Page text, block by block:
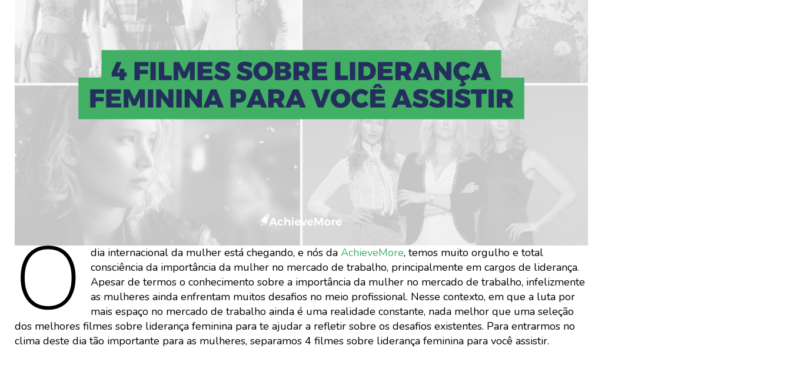
O dia internacional da mulher está chegando, e nós daAchieveMore, temos muito orgulho e total
consciência da importância da mulher no mercado de trabalho, principalmente em cargos de liderança.
Apesar de termos o conhecimento sobre a importância da mulher no mercado de trabalho, infelizmente
as mulheres ainda enfrentam muitos desafios no meio profissional. Nesse contexto, em que a luta por
mais espaço no mercado de trabalho ainda é uma realidade constante, nada melhor que uma seleção
dos melhores filmes sobre liderança feminina para te ajudar a refletir sobre os desafios existentes. Para entrarmos no
clima deste dia tão importante para as mulheres, separamos 4 filmes sobre liderança feminina para você assistir.